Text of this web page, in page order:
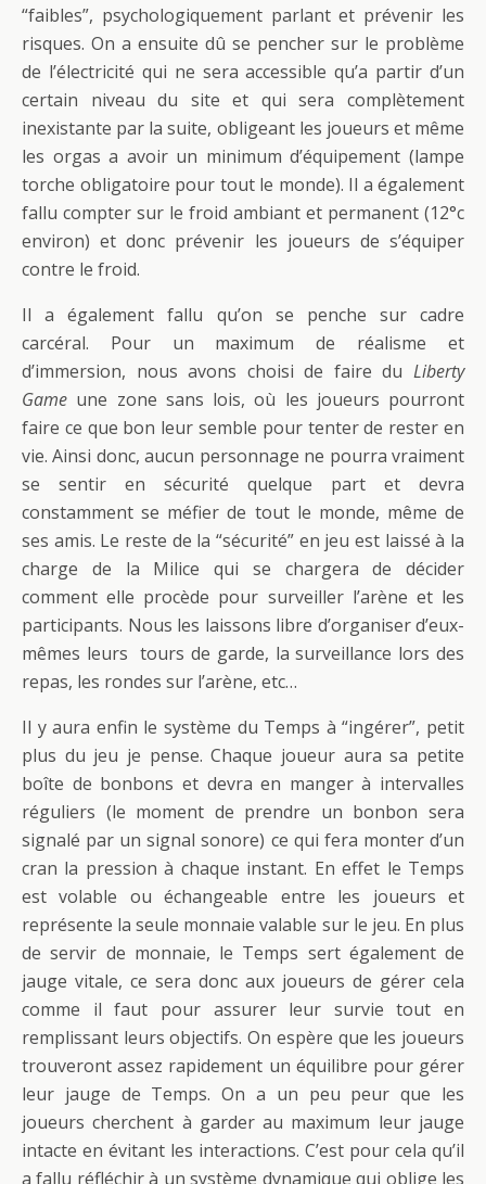
“faibles”, psychologiquement parlant et prévenir les
risques. On a ensuite dû se pencher sur le problème
de l’électricité qui ne sera accessible qu’a partir d’un
certain niveau du site et qui sera complètement
inexistante par la suite, obligeant les joueurs et même
les orgas a avoir un minimum d’équipement (lampe
torche obligatoire pour tout le monde). Il a également
fallu compter sur le froid ambiant et permanent (12°c
environ) et donc prévenir les joueurs de s’équiper
contre le froid.
Il a également fallu qu’on se penche sur cadre
carcéral. Pour un maximum de réalisme et
d’immersion, nous avons choisi de faire du Liberty
Game une zone sans lois, où les joueurs pourront
faire ce que bon leur semble pour tenter de rester en
vie. Ainsi donc, aucun personnage ne pourra vraiment
se sentir en sécurité quelque part et devra
constamment se méfier de tout le monde, même de
ses amis. Le reste de la “sécurité” en jeu est laissé à la
charge de la Milice qui se chargera de décider
comment elle procède pour surveiller l’arène et les
participants. Nous les laissons libre d’organiser d’eux-
mêmes leurs tours de garde, la surveillance lors des
repas, les rondes sur l’arène, etc…
Il y aura enfin le système du Temps à “ingérer”, petit
plus du jeu je pense. Chaque joueur aura sa petite
boîte de bonbons et devra en manger à intervalles
réguliers (le moment de prendre un bonbon sera
signalé par un signal sonore) ce qui fera monter d’un
cran la pression à chaque instant. En effet le Temps
est volable ou échangeable entre les joueurs et
représente la seule monnaie valable sur le jeu. En plus
de servir de monnaie, le Temps sert également de
jauge vitale, ce sera donc aux joueurs de gérer cela
comme il faut pour assurer leur survie tout en
remplissant leurs objectifs. On espère que les joueurs
trouveront assez rapidement un équilibre pour gérer
leur jauge de Temps. On a un peu peur que les
joueurs cherchent à garder au maximum leur jauge
intacte en évitant les interactions. C’est pour cela qu’il
a fallu réfléchir à un système dynamique qui oblige les